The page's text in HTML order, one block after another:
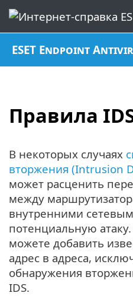
ESET Endpoint
Правила
В некоторых случаях
вторжения (Intrusion
может расценить
между
внутренними
потенциальную
можете добавить
адрес в адреса,
обнаружения
IDS.